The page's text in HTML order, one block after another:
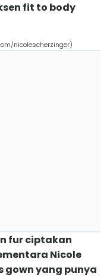
fit to body
nicolescherzinger)
fur ciptakan
Nicole
gown yang punya